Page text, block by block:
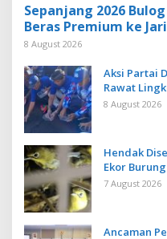
Sepanjang 2026
Beras Premium ke
8 August 2026
Aksi Partai
Rawat
Tukik
8 August 2026
Hendak
Ekor
Bali
7 August 2026
Ancaman